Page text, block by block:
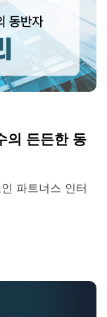
의 든든한 동
인 파트너스 인터